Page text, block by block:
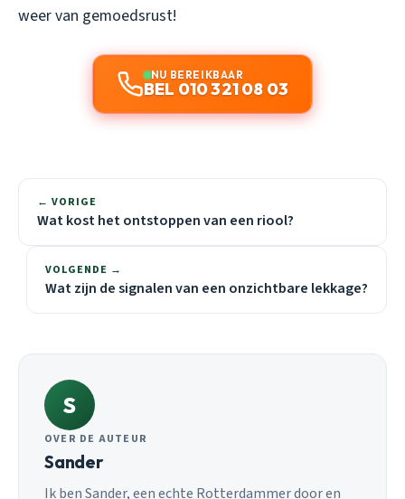
weer van gemoedsrust!
NU BEREIKBAAR
BEL 010 321 08 03
← VORIGE
Wat kost het ontstoppen van een riool?
VOLGENDE →
Wat zijn de signalen van een onzichtbare lekkage?
S
OVER DE AUTEUR
Sander
Ik ben Sander, een echte Rotterdammer door en